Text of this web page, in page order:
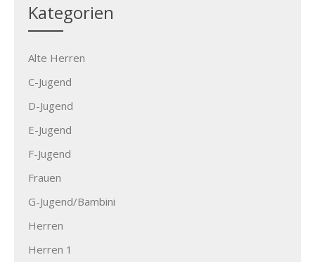
Kategorien
Alte Herren
C-Jugend
D-Jugend
E-Jugend
F-Jugend
Frauen
G-Jugend/Bambini
Herren
Herren 1